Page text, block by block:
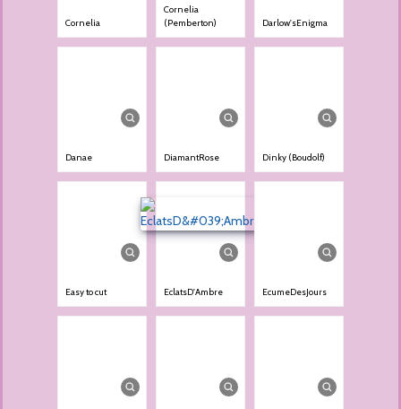
Cornelia
Cornelia
(Pemberton)
Darlow'sEnigma
Danae DiamantRose Dinky (Boudolf)
Easy to cut EclatsD'Ambre EcumeDesJours